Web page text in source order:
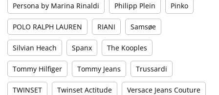
Persona by Marina Rinaldi Philipp Plein Pinko
POLO RALPH LAUREN RIANI Samsøe
Silvian Heach Spanx The Kooples
Tommy Hilfiger Tommy Jeans Trussardi
TWINSET Twinset Actitude Versace Jeans Couture